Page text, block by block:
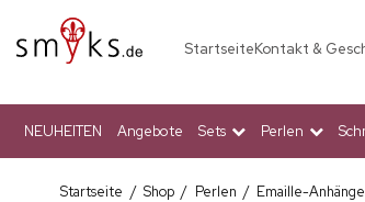
StartseiteKontakt &
NEUHEITEN Angebote Sets Perlen
Startseite / Shop / Perlen / Emaille-